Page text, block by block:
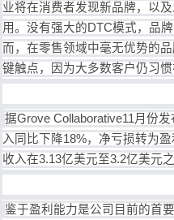
业将在消费者发现新品牌，以
用。没有强大的DTC模式，品
而，在零售领域中毫无优势的
键触点，因为大多数客户仍习
据Grove Collaborative11月份
入同比下降18%，净亏损转为
收入在3.13亿美元至3.2亿美元
鉴于盈利能力是公司目前的首